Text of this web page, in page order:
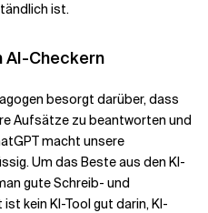
ist.
AI-Checkern
besorgt darüber, dass
Aufsätze zu beantworten und
macht unsere
Um das Beste aus den KI-
gute Schreib- und
kein KI-Tool gut darin, KI-